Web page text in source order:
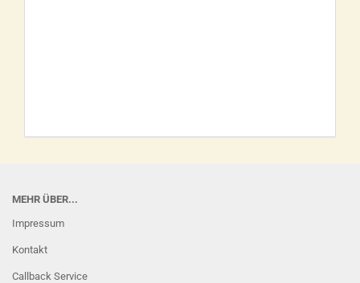
MEHR ÜBER...
Impressum
Kontakt
Callback Service